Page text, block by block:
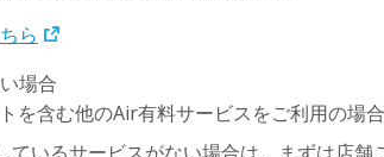
ら
場合
を含む他のAir有料サービスをご利用の場